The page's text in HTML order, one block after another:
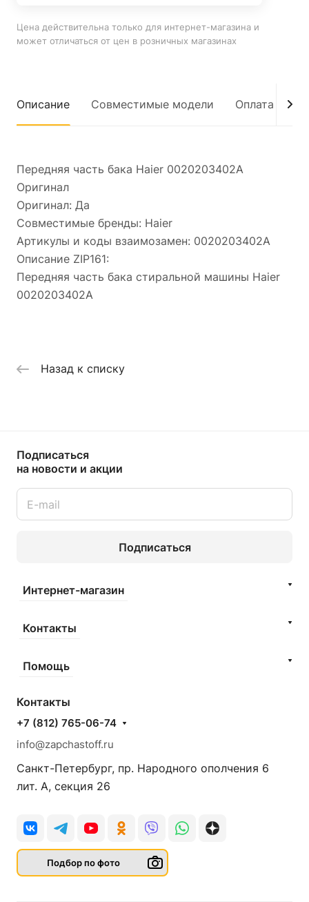
Цена действительна только для интернет-магазина и
может отличаться от цен в розничных магазинах
Описание Совместимые модели Оплата
Передняя часть бака Haier 0020203402A
Оригинал
Оригинал: Да
Совместимые бренды: Haier
Артикулы и коды взаимозамен: 0020203402A
Описание ZIP161:
Передняя часть бака стиральной машины Haier
0020203402A
Назад к списку
Подписаться
на новости и акции
Подписаться
Интернет-магазин
Контакты
Помощь
Контакты
+7 (812) 765-06-74
info@zapchastoff.ru
Санкт-Петербург, пр. Народного ополчения 6
лит. А, секция 26
Подбор по фото